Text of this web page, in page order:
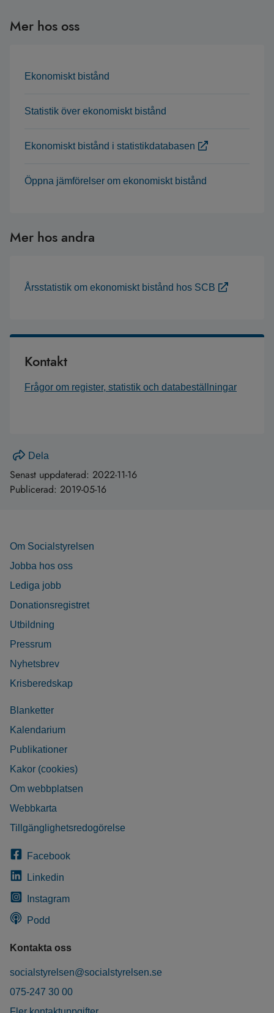
Mer hos oss
Ekonomiskt bistånd
Statistik över ekonomiskt bistånd
Ekonomiskt bistånd i statistikdatabasen
Öppna jämförelser om ekonomiskt bistånd
Mer hos andra
Årsstatistik om ekonomiskt bistånd hos SCB
Kontakt
Frågor om register, statistik och databeställningar
Dela
Senast uppdaterad: 2022-11-16
Publicerad: 2019-05-16
Om Socialstyrelsen
Jobba hos oss
Lediga jobb
Donationsregistret
Utbildning
Pressrum
Nyhetsbrev
Krisberedskap
Blanketter
Kalendarium
Publikationer
Kakor (cookies)
Om webbplatsen
Webbkarta
Tillgänglighetsredogörelse
Facebook
Linkedin
Instagram
Podd
Kontakta oss
socialstyrelsen@socialstyrelsen.se
075-247 30 00